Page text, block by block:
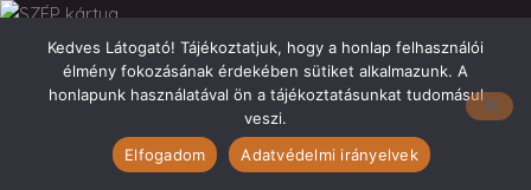
Házirend
ÁSZF
Adatkezelési tájékoztató
Kedves Látogató! Tájékoztatjuk, hogy a honlap felhasználói
élmény fokozásának érdekében sütiket alkalmazunk. A
honlapunk használatával ön a tájékoztatásunkat tudomásul
veszi.
Elfogadom
Adatvédelmi irányelvek